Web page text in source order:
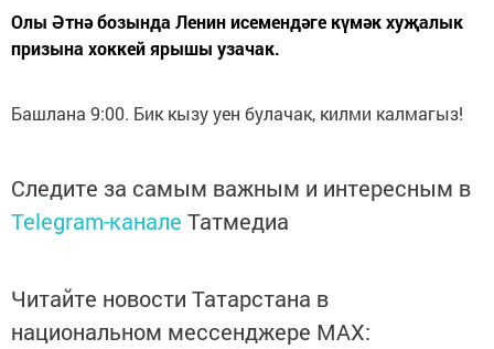
Олы Әтнә бозында Ленин исемендәге күмәк хуҗалык
призына хоккей ярышы узачак.
Башлана 9:00. Бик кызу уен булачак, килми калмагыз!
Следите за самым важным и интересным в
Telegram-канале Татмедиа
Читайте новости Татарстана в
национальном мессенджере MАХ: